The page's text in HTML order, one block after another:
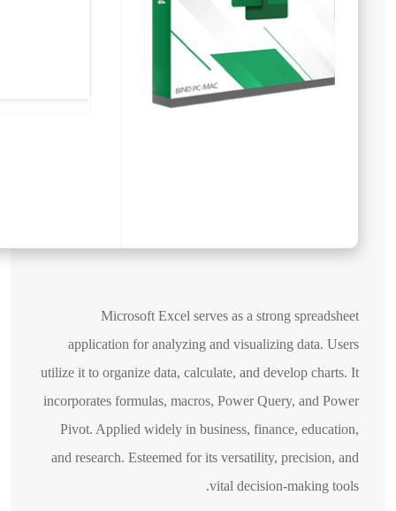
Microsoft Excel serves as a strong spreadsheet
application for analyzing and visualizing data. Users
utilize it to organize data, calculate, and develop charts. It
incorporates formulas, macros, Power Query, and Power
Pivot. Applied widely in business, finance, education,
and research. Esteemed for its versatility, precision, and
vital decision-making tools.